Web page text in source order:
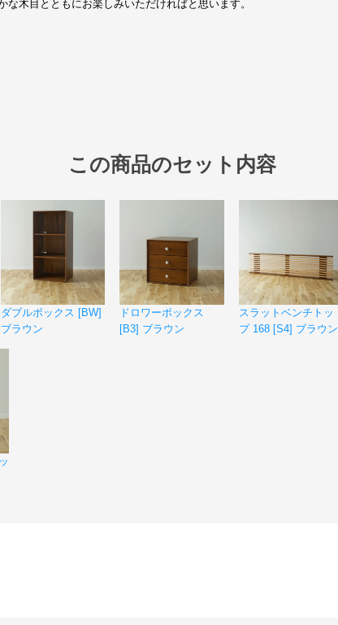
この商品のセット内容
ダブルボックス [BW]
ブラウン
ドロワーボックス
[B3] ブラウン
スラットベンチトッ
プ 168 [S4] ブラウン